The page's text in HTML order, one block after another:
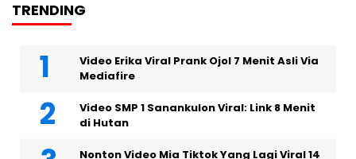
TRENDING
Video Erika Viral Prank Ojol 7 Menit Asli Via
Mediafire
Video SMP 1 Sanankulon Viral: Link 8 Menit
di Hutan
Nonton Video Mia Tiktok Yang Lagi Viral 14